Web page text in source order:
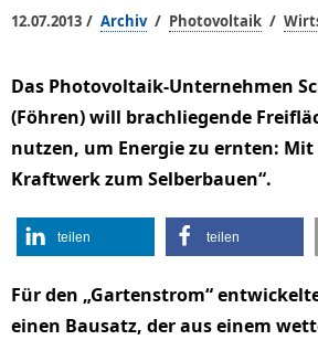
12.07.2013 / Archiv / Photovoltaik /
Das Photovoltaik-Unternehmen
(Föhren) will brachliegende
nutzen, um Energie zu ernten: Mit
Kraftwerk zum Selberbauen“.
teilen teilen
Für den „Gartenstrom“
einen Bausatz, der aus einem